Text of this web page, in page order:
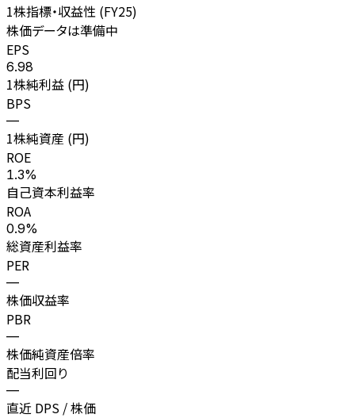
1株指標・収益性 (FY25)
株価データは準備中
EPS
6.98
1株純利益 (円)
BPS
—
1株純資産 (円)
ROE
1.3%
自己資本利益率
ROA
0.9%
総資産利益率
PER
—
株価収益率
PBR
—
株価純資産倍率
配当利回り
—
直近 DPS / 株価